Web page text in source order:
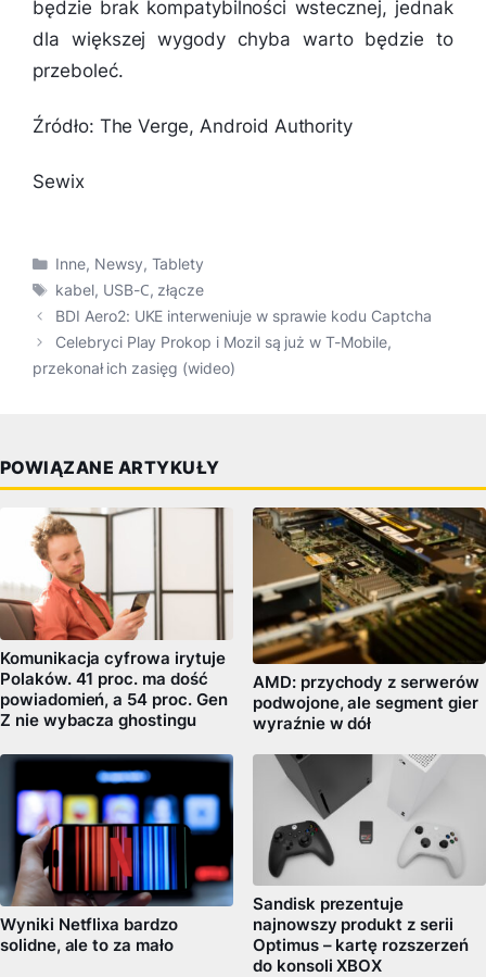
będzie brak kompatybilności wstecznej, jednak
dla większej wygody chyba warto będzie to
przeboleć.
Źródło: The Verge, Android Authority
Sewix
Kategorie
Inne, Newsy, Tablety
Tagi
kabel, USB-С, złącze
BDI Aero2: UKE interweniuje w sprawie kodu Captcha
Celebryci Play Prokop i Mozil są już w T-Mobile,
przekonał ich zasięg (wideo)
POWIĄZANE ARTYKUŁY
Komunikacja cyfrowa irytuje
Polaków. 41 proc. ma dość
powiadomień, a 54 proc. Gen
Z nie wybacza ghostingu
AMD: przychody z serwerów
podwojone, ale segment gier
wyraźnie w dół
Wyniki Netflixa bardzo
solidne, ale to za mało
Sandisk prezentuje
najnowszy produkt z serii
Optimus – kartę rozszerzeń
do konsoli XBOX